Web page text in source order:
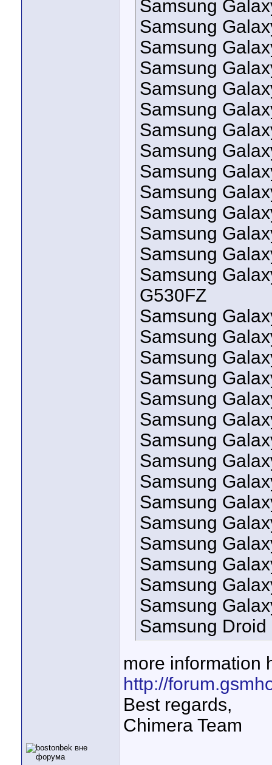
Samsung
Samsung
Samsung
Samsung
Samsung
Samsung
Samsung
Samsung
Samsung
Samsung
Samsung
Samsung
Samsung
Samsung
G530FZ
Samsung
Samsung
Samsung
Samsung
Samsung
Samsung
Samsung
Samsung
Samsung
Samsung
Samsung
Samsung
Samsung
Samsung
Samsung
Samsung
more information
http://
Best regards,
Chimera Team